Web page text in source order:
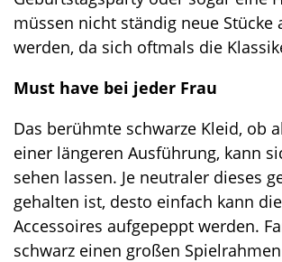
müssen nicht ständig neue Stücke
werden, da sich oftmals die
Must have bei jeder Frau
Das berühmte schwarze Kleid, ob
einer längeren Ausführung, kann
sehen lassen. Je neutraler dieses
gehalten ist, desto einfach kann
Accessoires aufgepeppt werden.
schwarz einen großen